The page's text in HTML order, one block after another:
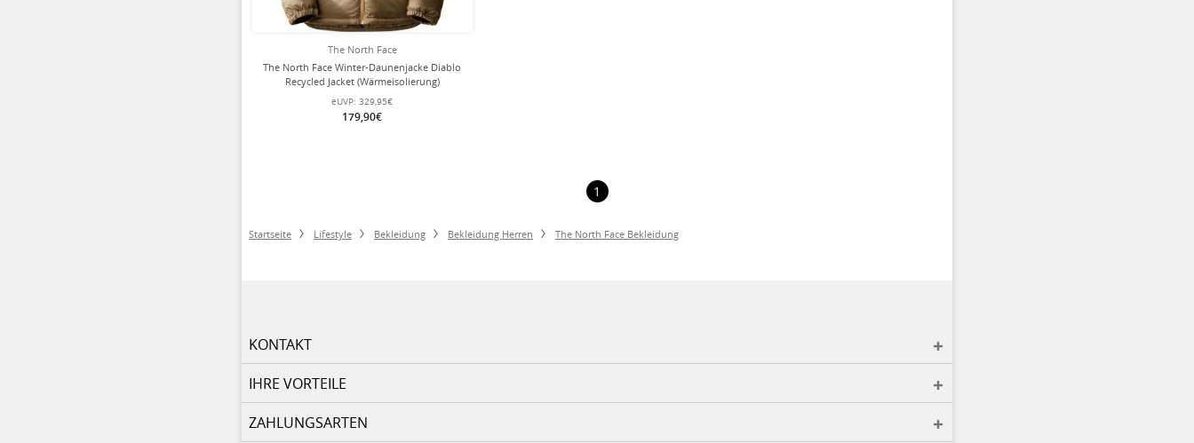
The North Face
The North Face Winter-Daunenjacke Diablo
Recycled Jacket (Wärmeisolierung)
eUVP: 329,95€
179,90€
1
Startseite Lifestyle Bekleidung Bekleidung Herren The North Face Bekleidung
KONTAKT
IHRE VORTEILE
ZAHLUNGSARTEN